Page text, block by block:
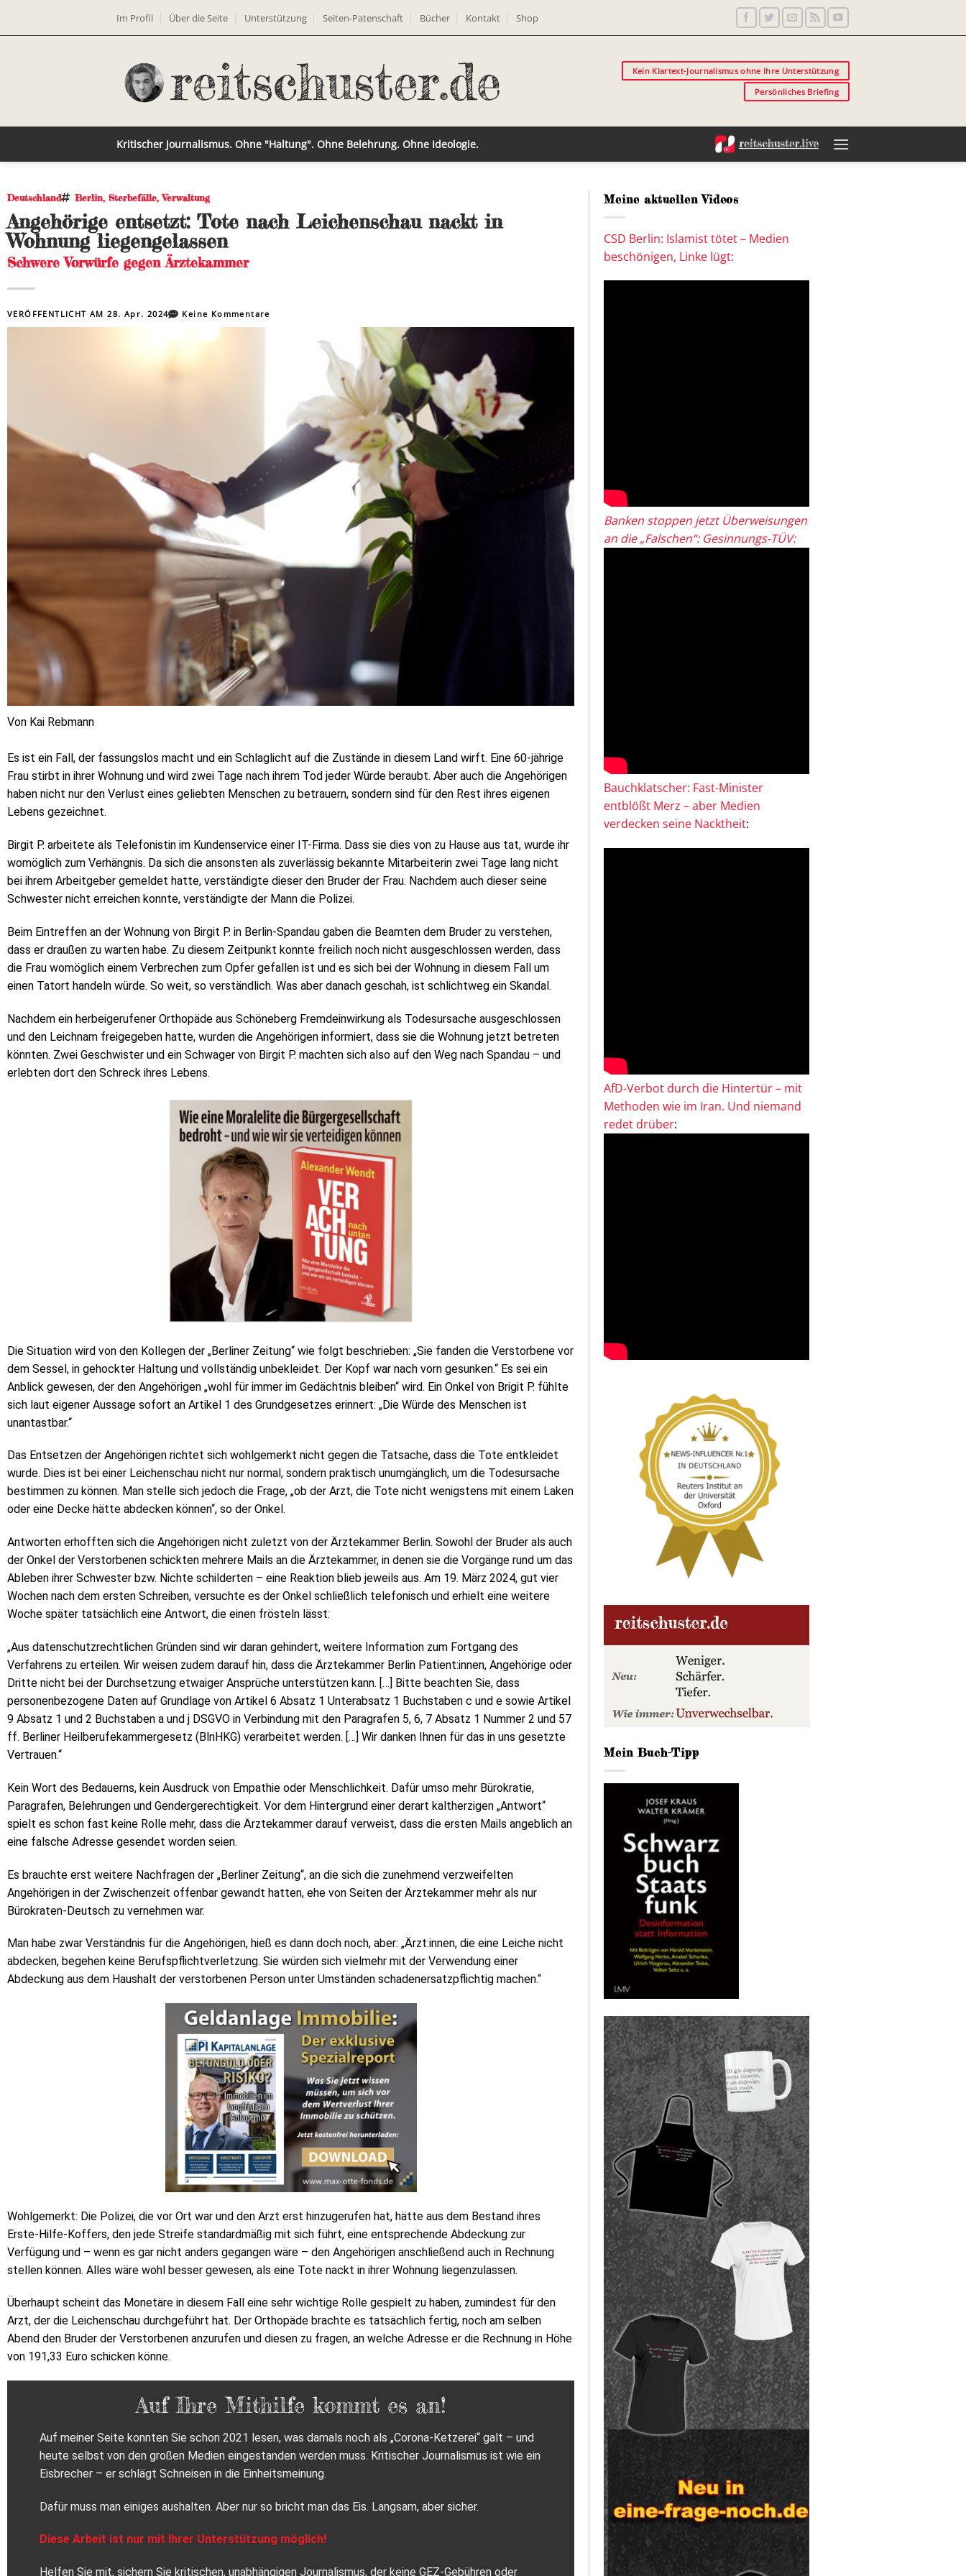
Im Profil Über die Seite Unterstützung Seiten-Patenschaft Bücher Kontakt Shop
Kein Klartext-Journalismus ohne Ihre Unterstützung
Persönliches Briefing
Kritischer Journalismus. Ohne "Haltung". Ohne Belehrung. Ohne Ideologie.
Deutschland Berlin, Sterbefälle,Verwaltung
Angehörige entsetzt: Tote nach Leichenschau nackt in
Wohnung liegengelassen
Schwere Vorwürfe gegen Ärztekammer
VERÖFFENTLICHT AM28. Apr. 2024 Keine Kommentare
Von Kai Rebmann
Es ist ein Fall, der fassungslos macht und ein Schlaglicht auf die Zustände in diesem Land wirft. Eine 60-jährige
Frau stirbt in ihrer Wohnung und wird zwei Tage nach ihrem Tod jeder Würde beraubt. Aber auch die Angehörigen
haben nicht nur den Verlust eines geliebten Menschen zu betrauern, sondern sind für den Rest ihres eigenen
Lebens gezeichnet.
Birgit P. arbeitete als Telefonistin im Kundenservice einer IT-Firma. Dass sie dies von zu Hause aus tat, wurde ihr
womöglich zum Verhängnis. Da sich die ansonsten als zuverlässig bekannte Mitarbeiterin zwei Tage lang nicht
bei ihrem Arbeitgeber gemeldet hatte, verständigte dieser den Bruder der Frau. Nachdem auch dieser seine
Schwester nicht erreichen konnte, verständigte der Mann die Polizei.
Beim Eintreffen an der Wohnung von Birgit P. in Berlin-Spandau gaben die Beamten dem Bruder zu verstehen,
dass er draußen zu warten habe. Zu diesem Zeitpunkt konnte freilich noch nicht ausgeschlossen werden, dass
die Frau womöglich einem Verbrechen zum Opfer gefallen ist und es sich bei der Wohnung in diesem Fall um
einen Tatort handeln würde. So weit, so verständlich. Was aber danach geschah, ist schlichtweg ein Skandal.
Nachdem ein herbeigerufener Orthopäde aus Schöneberg Fremdeinwirkung als Todesursache ausgeschlossen
und den Leichnam freigegeben hatte, wurden die Angehörigen informiert, dass sie die Wohnung jetzt betreten
könnten. Zwei Geschwister und ein Schwager von Birgit P. machten sich also auf den Weg nach Spandau – und
erlebten dort den Schreck ihres Lebens.
Die Situation wird von den Kollegen der „Berliner Zeitung“ wie folgt beschrieben: „Sie fanden die Verstorbene vor
dem Sessel, in gehockter Haltung und vollständig unbekleidet. Der Kopf war nach vorn gesunken.“ Es sei ein
Anblick gewesen, der den Angehörigen „wohl für immer im Gedächtnis bleiben“ wird. Ein Onkel von Brigit P. fühlte
sich laut eigener Aussage sofort an Artikel 1 des Grundgesetzes erinnert: „Die Würde des Menschen ist
unantastbar.“
Das Entsetzen der Angehörigen richtet sich wohlgemerkt nicht gegen die Tatsache, dass die Tote entkleidet
wurde. Dies ist bei einer Leichenschau nicht nur normal, sondern praktisch unumgänglich, um die Todesursache
bestimmen zu können. Man stelle sich jedoch die Frage, „ob der Arzt, die Tote nicht wenigstens mit einem Laken
oder eine Decke hätte abdecken können“, so der Onkel.
Antworten erhofften sich die Angehörigen nicht zuletzt von der Ärztekammer Berlin. Sowohl der Bruder als auch
der Onkel der Verstorbenen schickten mehrere Mails an die Ärztekammer, in denen sie die Vorgänge rund um das
Ableben ihrer Schwester bzw. Nichte schilderten – eine Reaktion blieb jeweils aus. Am 19. März 2024, gut vier
Wochen nach dem ersten Schreiben, versuchte es der Onkel schließlich telefonisch und erhielt eine weitere
Woche später tatsächlich eine Antwort, die einen frösteln lässt:
„Aus datenschutzrechtlichen Gründen sind wir daran gehindert, weitere Information zum Fortgang des
Verfahrens zu erteilen. Wir weisen zudem darauf hin, dass die Ärztekammer Berlin Patient:innen, Angehörige oder
Dritte nicht bei der Durchsetzung etwaiger Ansprüche unterstützen kann. […] Bitte beachten Sie, dass
personenbezogene Daten auf Grundlage von Artikel 6 Absatz 1 Unterabsatz 1 Buchstaben c und e sowie Artikel
9 Absatz 1 und 2 Buchstaben a und j DSGVO in Verbindung mit den Paragrafen 5, 6, 7 Absatz 1 Nummer 2 und 57
ff. Berliner Heilberufekammergesetz (BlnHKG) verarbeitet werden. […] Wir danken Ihnen für das in uns gesetzte
Vertrauen.“
Kein Wort des Bedauerns, kein Ausdruck von Empathie oder Menschlichkeit. Dafür umso mehr Bürokratie,
Paragrafen, Belehrungen und Gendergerechtigkeit. Vor dem Hintergrund einer derart kaltherzigen „Antwort“
spielt es schon fast keine Rolle mehr, dass die Ärztekammer darauf verweist, dass die ersten Mails angeblich an
eine falsche Adresse gesendet worden seien.
Es brauchte erst weitere Nachfragen der „Berliner Zeitung“, an die sich die zunehmend verzweifelten
Angehörigen in der Zwischenzeit offenbar gewandt hatten, ehe von Seiten der Ärztekammer mehr als nur
Bürokraten-Deutsch zu vernehmen war.
Man habe zwar Verständnis für die Angehörigen, hieß es dann doch noch, aber: „Ärzt:innen, die eine Leiche nicht
abdecken, begehen keine Berufspflichtverletzung. Sie würden sich vielmehr mit der Verwendung einer
Abdeckung aus dem Haushalt der verstorbenen Person unter Umständen schadenersatzpflichtig machen.“
Wohlgemerkt: Die Polizei, die vor Ort war und den Arzt erst hinzugerufen hat, hätte aus dem Bestand ihres
Erste-Hilfe-Koffers, den jede Streife standardmäßig mit sich führt, eine entsprechende Abdeckung zur
Verfügung und – wenn es gar nicht anders gegangen wäre – den Angehörigen anschließend auch in Rechnung
stellen können. Alles wäre wohl besser gewesen, als eine Tote nackt in ihrer Wohnung liegenzulassen.
Überhaupt scheint das Monetäre in diesem Fall eine sehr wichtige Rolle gespielt zu haben, zumindest für den
Arzt, der die Leichenschau durchgeführt hat. Der Orthopäde brachte es tatsächlich fertig, noch am selben
Abend den Bruder der Verstorbenen anzurufen und diesen zu fragen, an welche Adresse er die Rechnung in Höhe
von 191,33 Euro schicken könne.
Auf Ihre Mithilfe kommt es an!
Auf meiner Seite konnten Sie schon 2021 lesen, was damals noch als „Corona-Ketzerei“ galt – und
heute selbst von den großen Medien eingestanden werden muss. Kritischer Journalismus ist wie ein
Eisbrecher – er schlägt Schneisen in die Einheitsmeinung.
Dafür muss man einiges aushalten. Aber nur so bricht man das Eis. Langsam, aber sicher.
Diese Arbeit ist nur mit Ihrer Unterstützung möglich!
Helfen Sie mit, sichern Sie kritischen, unabhängigen Journalismus, der keine GEZ-Gebühren oder
Meine aktuellen Videos
CSD Berlin: Islamist tötet – Medien
beschönigen, Linke lügt:
Banken stoppen jetzt Überweisungen
an die „Falschen“: Gesinnungs-TÜV:
Bauchklatscher: Fast-Minister
entblößt Merz – aber Medien
verdecken seine Nacktheit:
AfD-Verbot durch die Hintertür – mit
Methoden wie im Iran. Und niemand
redet drüber:
Mein Buch-Tipp